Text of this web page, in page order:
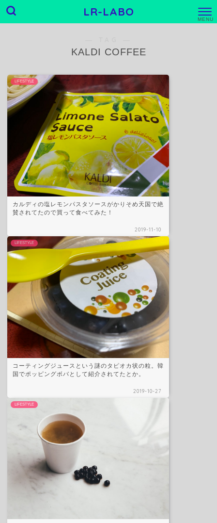
LR-LABO
E
KALDI COFFEE
LIFESTYLE
カルディの塩レモンパスタソースがかりそめ天国で絶
賛されてたので買って食べてみた！
2019-11-10
LIFESTYLE
コーティングジュースという謎のタピオカ状の粒。韓
国でポッピングボバとして紹介されてたとか。
2019-10-27
LIFESTYLE